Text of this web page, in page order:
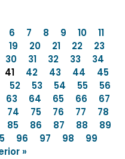
6 7 8 9 10
11
19 20 21 22
23
30 31 32 33
34
41 42 43 44
45
52 53 54 55
56
63 64 65 66
67
74 75 76 77
78
85 86 87 88
89
96 97 98
99
»